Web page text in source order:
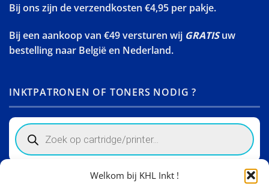
Welkom bij KHL Inkt !
Bij ons zijn de verzendkosten €4,95 per pakje.
Bij een aankoop van €49 versturen wij GRATISuw
bestelling naar België en Nederland.
INKTPATRONEN OF TONERS NODIG ?
Products
search